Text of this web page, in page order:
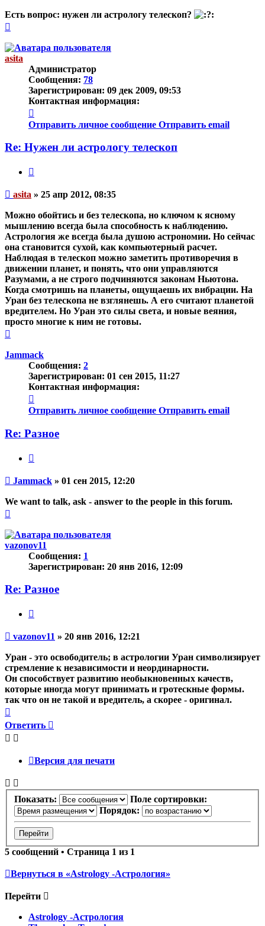
Есть вопрос: нужен ли астрологу телескоп?
началу
asita
Администратор
Сообщения: 78
Зарегистрирован: 09 дек 2009, 09:53
Контактная информация:
информация
пользователя
Отправить личное сообщение Отправить email
Re: Нужен ли астрологу телескоп
Непрочитанное
asita » 25 апр 2012, 08:35
Можно обойтись и без телескопа, но ключом к ясному
мышлению всегда была способность к наблюдению.
Астрология же всегда была душою астрономии. Но сейчас
она становится сухой, как компьютерный расчет.
Наблюдая в телескоп можно заметить противоречия в
движении планет, и понять, что они управляются
Разумами, а не строго подчиняются законам Ньютона.
Когда смотришь на планеты, ощущаешь их вибрации. На
Уран без телескопа не взглянешь. А его считают планетой
вредителем. Но Уран это силы света, и новые веяния,
просто многие к ним не готовы.
началу
Jammack
Сообщения: 2
Зарегистрирован: 01 сен 2015, 11:27
Контактная информация:
информация
пользователя
Отправить личное сообщение Отправить email
Re: Разное
Непрочитанное
Jammack » 01 сен 2015, 12:20
We want to talk, ask - answer to the people in this forum.
началу
vazonov11
Сообщения: 1
Зарегистрирован: 20 янв 2016, 12:09
Re: Разное
Непрочитанное
vazonov11 » 20 янв 2016, 12:21
Уран - это освободитель; в астрологии Уран символизирует
стремление к независимости и неординарности.
Он способствует развитию необыкновенных качеств,
которые иногда могут принимать и гротескные формы.
так что он не такой и вредитель, а скорее - оригинал.
к
началу
Ответить
Версия для печати
Показать:
Поле сортировки:
Порядок:
5 сообщений • Страница 1 из 1
Вернуться в «Astrology -Астрология»
Перейти
Astrology -Астрология